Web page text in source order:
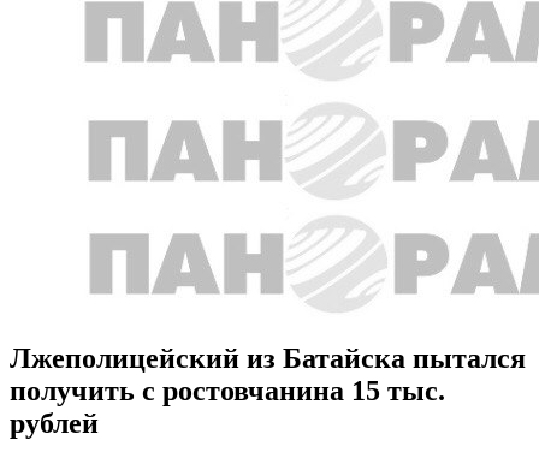
Лжеполицейский из Батайска пытался
получить с ростовчанина 15 тыс.
рублей